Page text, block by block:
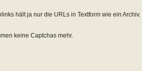
hält ja nur die URLs in Textform wie ein
keine Captchas mehr.